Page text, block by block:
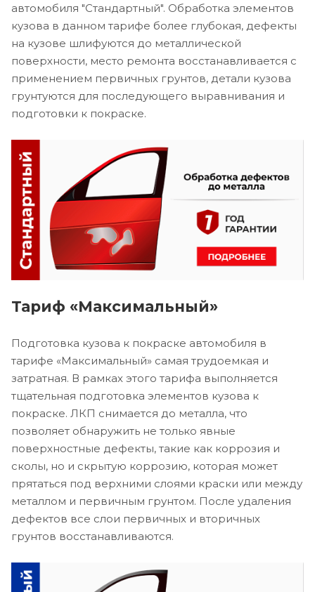
автомобиля "Стандартный". Обработка элементов
кузова в данном тарифе более глубокая, дефекты
на кузове шлифуются до металлической
поверхности, место ремонта восстанавливается с
применением первичных грунтов, детали кузова
грунтуются для последующего выравнивания и
подготовки к покраске.
Тариф «Максимальный»
Подготовка кузова к покраске автомобиля в
тарифе «Максимальный» самая трудоемкая и
затратная. В рамках этого тарифа выполняется
тщательная подготовка элементов кузова к
покраске. ЛКП снимается до металла, что
позволяет обнаружить не только явные
поверхностные дефекты, такие как коррозия и
сколы, но и скрытую коррозию, которая может
прятаться под верхними слоями краски или между
металлом и первичным грунтом. После удаления
дефектов все слои первичных и вторичных
грунтов восстанавливаются.